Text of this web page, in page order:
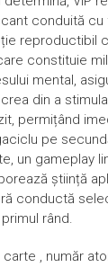
conduită
reproductibil
constituie
mental,
din a
permițând
pe
un gameplay
știință
conductă
rând.
, număr